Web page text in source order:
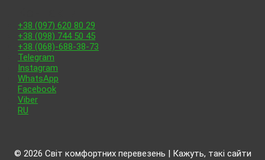
+38 (097) 620 80 29
+38 (098) 744 50 45
+38 (068)-688-38-73
Telegram
Instagram
WhatsApp
Facebook
Viber
RU
© 2026 Світ комфортних перевезень | Кажуть, такі сайти